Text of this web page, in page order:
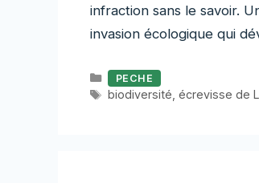
infraction sans le savoir.
invasion écologique qui
Catégories
PECHE
Étiquettes
biodiversité écrevisse de